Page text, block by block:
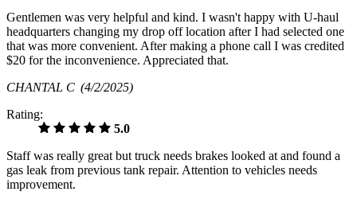
Gentlemen was very helpful and kind. I wasn't happy with U-haul
headquarters changing my drop off location after I had selected one
that was more convenient. After making a phone call I was credited
$20 for the inconvenience. Appreciated that.
CHANTAL C (4/2/2025)
Rating:
5.0
Staff was really great but truck needs brakes looked at and found a
gas leak from previous tank repair. Attention to vehicles needs
improvement.